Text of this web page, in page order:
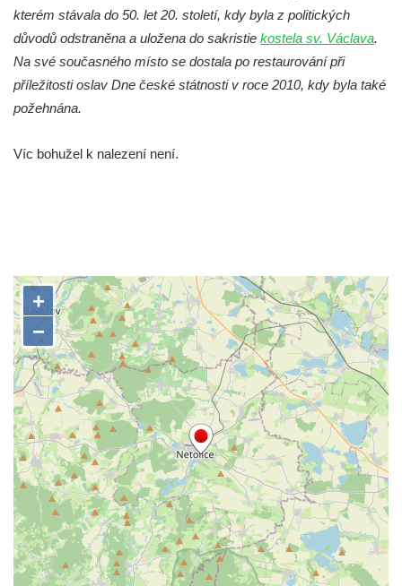
Socha Vydry si hrají v ZOO Hluboká
Socha Přátelství v ZOO Hluboká
Socha Matka příroda v ZOO Hluboká
Socha Lišky v ZOO Hluboká
Socha Vlčice s mládětem v ZOO Hluboká
Socha Kozorožec horský v ZOO Hluboká
Socha Včela v ZOO Hluboká
Socha Housenka v ZOO Hluboká
Socha Nosorožík v ZOO Hluboká
Socha Rosomák v ZOO Hluboká
Socha Beruška v ZOO Hluboká
Socha Vážka v ZOO Hluboká
Socha Volavka v ZOO Hluboká
Flamingo trůn v ZOO Hluboká
Lavička Kůň Převalského v ZOO Hluboká
Lysá nad Labem, barokní město Šporkovo
kterém stávala do 50. let 20. století, kdy byla z politických
důvodů odstraněna a uložena do sakristie kostela sv. Václava.
Na své současného místo se dostala po restaurování při
příležitosti oslav Dne české státnosti v roce 2010, kdy byla také
požehnána.
Víc bohužel k nalezení není.